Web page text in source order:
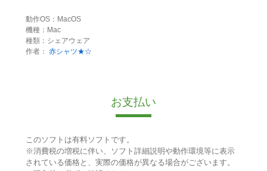
動作OS：MacOS
機種：Mac
種類：シェアウェア
作者： 赤シャツ★☆
お支払い
このソフトは有料ソフトです。
※消費税の増税に伴い、ソフト詳細説明や動作環境等に表示
されている価格と、実際の価格が異なる場合がございます。